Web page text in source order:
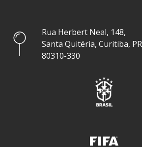
Rua Herbert Neal, 148,
Santa Quitéria, Curitiba, PR
80310-330